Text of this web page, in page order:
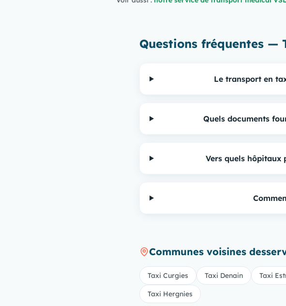
Questions fréquentes —
Le transport en
Quels documents
Vers quels hôpitaux
Communes voisines
Taxi Curgies Taxi Denain Taxi
Taxi Hergnies